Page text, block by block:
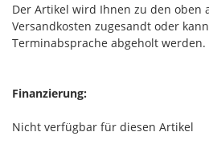
Der Artikel wird Ihnen zu den oben
Versandkosten zugesandt oder
Terminabsprache abgeholt werden.
Finanzierung:
Nicht verfügbar für diesen Artikel